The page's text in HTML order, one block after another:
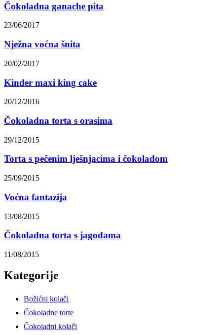
Čokoladna ganache pita
23/06/2017
Nježna voćna šnita
20/02/2017
Kinder maxi king cake
20/12/2016
Čokoladna torta s orasima
29/12/2015
Torta s pečenim lješnjacima i čokoladom
25/09/2015
Voćna fantazija
13/08/2015
Čokoladna torta s jagodama
11/08/2015
Kategorije
Božićni kolači
Čokoladne torte
Čokoladni kolači